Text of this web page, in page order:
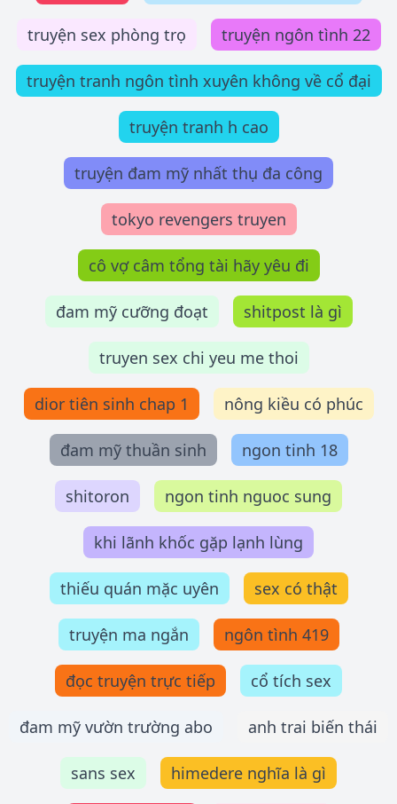
truyện sex phòng trọ truyện ngôn tình 22
truyện tranh ngôn tình xuyên không về cổ đại
truyện tranh h cao
truyện đam mỹ nhất thụ đa công
tokyo revengers truyen
cô vợ câm tổng tài hãy yêu đi
đam mỹ cưỡng đoạt shitpost là gì
truyen sex chi yeu me thoi
dior tiên sinh chap 1 nông kiều có phúc
đam mỹ thuần sinh ngon tinh 18
shitoron ngon tinh nguoc sung
khi lãnh khốc gặp lạnh lùng
thiếu quán mặc uyên sex có thật
truyện ma ngắn ngôn tình 419
đọc truyện trực tiếp cổ tích sex
đam mỹ vườn trường abo anh trai biến thái
sans sex himedere nghĩa là gì